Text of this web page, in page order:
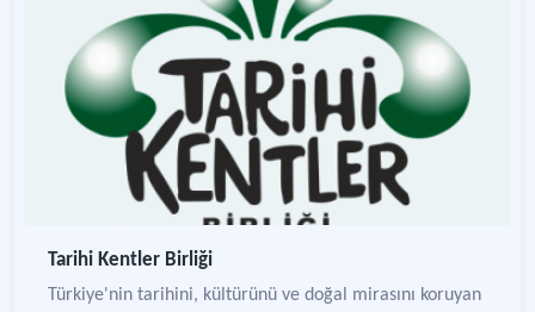
Tarihi Kentler Birliği
Türkiye'nin tarihini, kültürünü ve doğal mirasını koruyan